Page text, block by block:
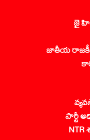
జై
జాతీయ
పార్టీ